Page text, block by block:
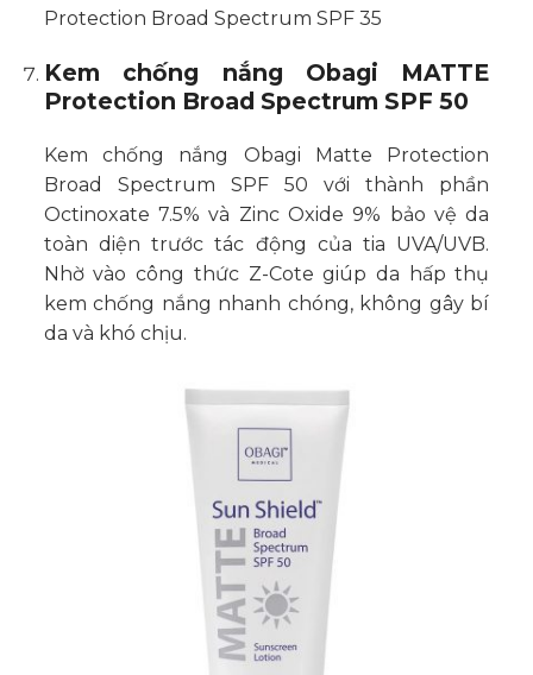
Kem chống nắng Obagi MATTE
Protection Broad Spectrum SPF 50
Kem chống nắng Obagi Matte Protection
Broad Spectrum SPF 50 với thành phần
Octinoxate 7.5% và Zinc Oxide 9% bảo vệ da
toàn diện trước tác động của tia UVA/UVB.
Nhờ vào công thức Z-Cote giúp da hấp thụ
kem chống nắng nhanh chóng, không gây bí
da và khó chịu.